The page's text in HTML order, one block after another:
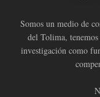
Somos un medio de
del Tolima,
investigación como